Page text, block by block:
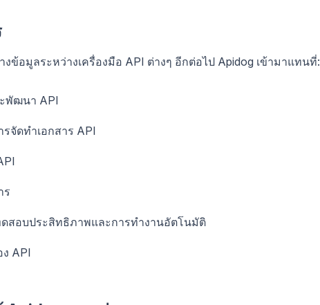
ข้อมูลระหว่างเครื่องมือ API ต่างๆ อีกต่อไป Apidog เข้ามาแทนที่:
พัฒนา API
รจัดทำเอกสาร API
ร
สอบประสิทธิภาพและการทำงานอัตโนมัติ
API